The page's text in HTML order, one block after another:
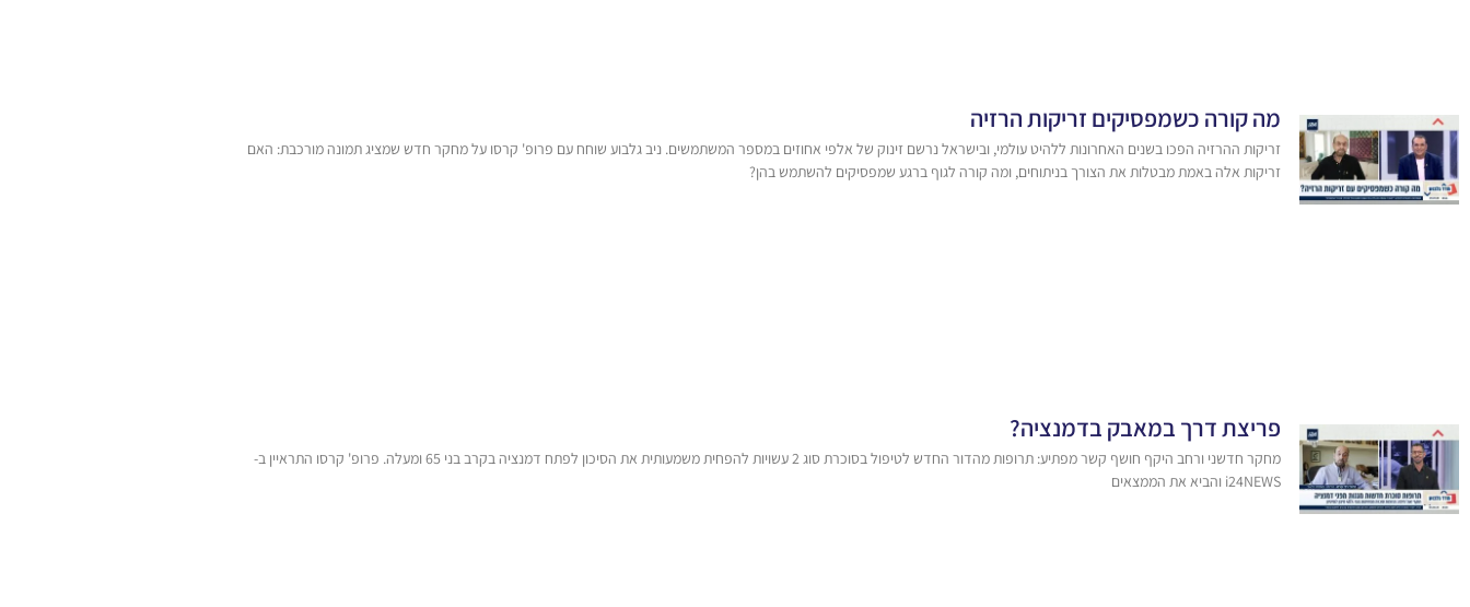
מה קורה כשמפסיקים זריקות הרזיה
זריקות ההרזיה הפכו בשנים האחרונות ללהיט עולמי, ובישראל נרשם זינוק של אלפי אחוזים במספר המשתמשים. ניב גלבוע שוחח עם פרופ' קרסו על מחקר חדש שמציג תמונה מורכבת: האם
זריקות אלה באמת מבטלות את הצורך בניתוחים, ומה קורה לגוף ברגע שמפסיקים להשתמש בהן?
פריצת דרך במאבק בדמנציה?
מחקר חדשני ורחב היקף חושף קשר מפתיע: תרופות מהדור החדש לטיפול בסוכרת סוג 2 עשויות להפחית משמעותית את הסיכון לפתח דמנציה בקרב בני 65 ומעלה. פרופ' קרסו התראיין ב-
i24NEWS והביא את הממצאים